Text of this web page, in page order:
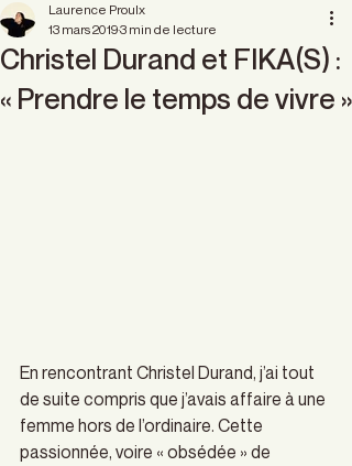
Christel Durand et FIKA(S) :
« Prendre le temps de vivre »
Laurence Proulx
13 mars 20193 min de lecture
En rencontrant Christel Durand, j’ai tout
de suite compris que j’avais affaire à une
femme hors de l’ordinaire. Cette
passionnée, voire ­« obsédée » de